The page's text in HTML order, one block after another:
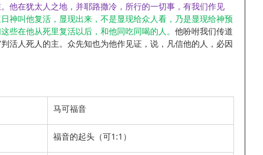
他在犹太人之地，并耶路撒冷，所行的一切事，有我们作见
神叫他复活，显现出来，不是显现给众人看，乃是显现给神预
些在他从死里复活以后，和他同吃同喝的人。 他吩咐我们传道
活人死人的主。众先知也为他作见证，说，凡信他的人，必因
马可福音
福音的起头（可1:1）